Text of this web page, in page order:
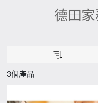
德田
3個產品